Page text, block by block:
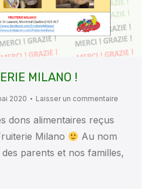
MILANO !
2020 Laisser un commentaire
dons alimentaires reçus
Milano
Au nom
parents et nos familles,